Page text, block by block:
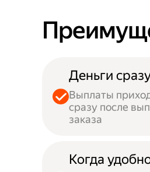
Деньги
Выплаты
сразу после
заказа
Когда